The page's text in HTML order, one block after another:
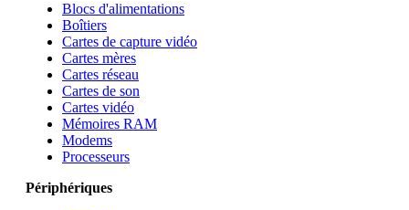
Blocs d'alimentations
Boîtiers
Cartes de capture vidéo
Cartes mères
Cartes réseau
Cartes de son
Cartes vidéo
Mémoires RAM
Modems
Processeurs
Périphériques